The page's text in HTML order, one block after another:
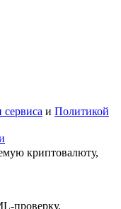
и Политикой
криптовалюту,
проверку.